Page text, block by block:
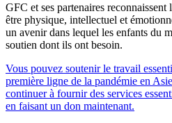
GFC et ses partenaires
être physique, intellectuel et
un avenir dans lequel les enfants du
soutien dont ils ont besoin.
Vous pouvez soutenir le travail
première ligne de la pandémie en
continuer à fournir des services
en faisant un don maintenant.